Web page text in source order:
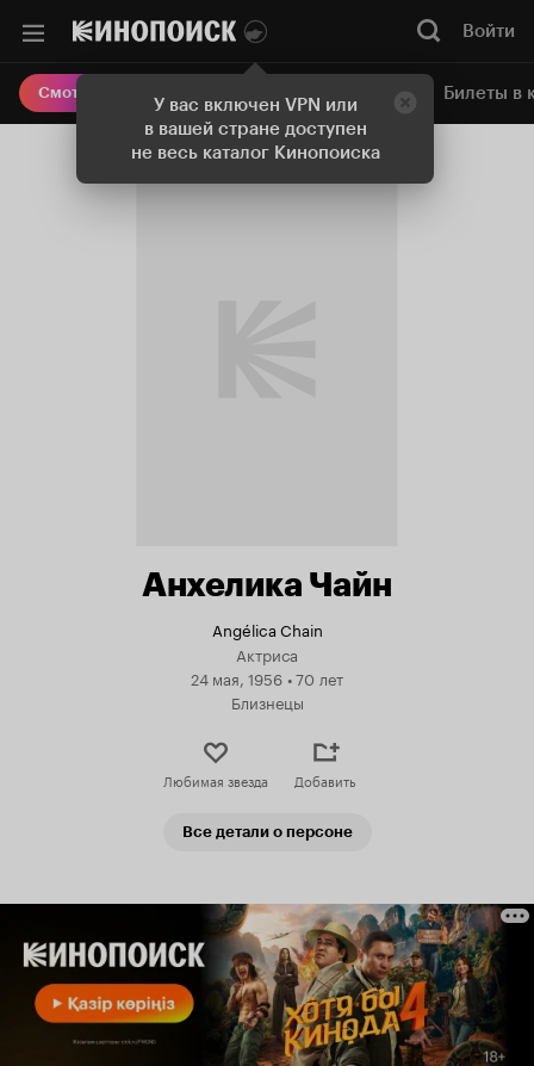
У вас включен VPN или
в вашей стране доступен
не весь каталог Кинопоиска
Войти
Смотреть кино Онлайн-кинотеатр Билеты в
Анхелика Чайн
Angélica Chain
Актриса
24 мая, 1956 •70 лет
Близнецы
Любимая звезда Добавить
Все детали о персоне